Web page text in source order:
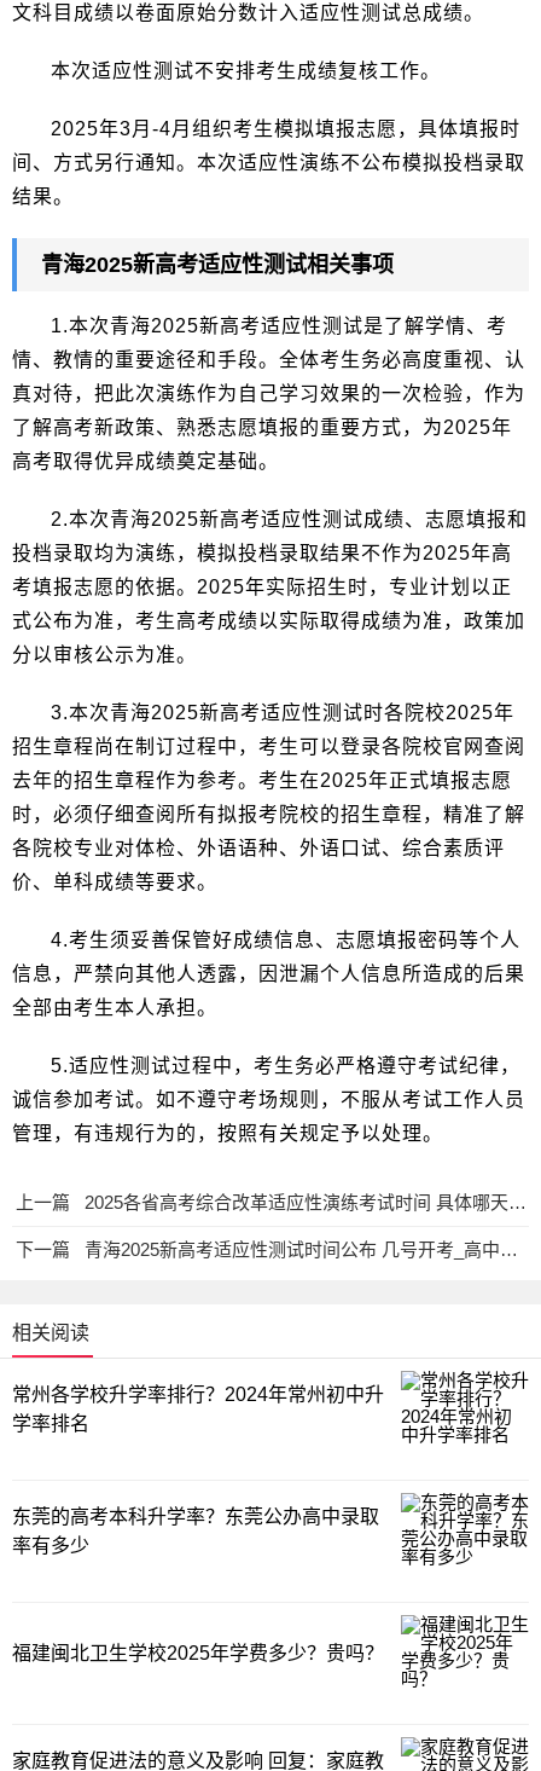
文科目成绩以卷面原始分数计入适应性测试总成绩。
本次适应性测试不安排考生成绩复核工作。
2025年3月-4月组织考生模拟填报志愿，具体填报时
间、方式另行通知。本次适应性演练不公布模拟投档录取
结果。
青海2025新高考适应性测试相关事项
1.本次青海2025新高考适应性测试是了解学情、考
情、教情的重要途径和手段。全体考生务必高度重视、认
真对待，把此次演练作为自己学习效果的一次检验，作为
了解高考新政策、熟悉志愿填报的重要方式，为2025年
高考取得优异成绩奠定基础。
2.本次青海2025新高考适应性测试成绩、志愿填报和
投档录取均为演练，模拟投档录取结果不作为2025年高
考填报志愿的依据。2025年实际招生时，专业计划以正
式公布为准，考生高考成绩以实际取得成绩为准，政策加
分以审核公示为准。
3.本次青海2025新高考适应性测试时各院校2025年
招生章程尚在制订过程中，考生可以登录各院校官网查阅
去年的招生章程作为参考。考生在2025年正式填报志愿
时，必须仔细查阅所有拟报考院校的招生章程，精准了解
各院校专业对体检、外语语种、外语口试、综合素质评
价、单科成绩等要求。
4.考生须妥善保管好成绩信息、志愿填报密码等个人
信息，严禁向其他人透露，因泄漏个人信息所造成的后果
全部由考生本人承担。
5.适应性测试过程中，考生务必严格遵守考试纪律，
诚信参加考试。如不遵守考场规则，不服从考试工作人员
管理，有违规行为的，按照有关规定予以处理。
上一篇 2025各省高考综合改革适应性演练考试时间 具体哪天_高中学习_高考升学
下一篇 青海2025新高考适应性测试时间公布 几号开考_高中学习_高考升学
相关阅读
常州各学校升学率排行？2024年常州初中升
学率排名
东莞的高考本科升学率？东莞公办高中录取
率有多少
福建闽北卫生学校2025年学费多少？贵吗？
家庭教育促进法的意义及影响 回复：家庭教